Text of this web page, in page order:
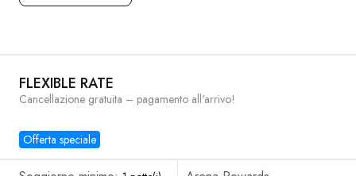
FLEXIBLE RATE
Offerta speciale
Cancellazione gratuita – pagamento all'arrivo!